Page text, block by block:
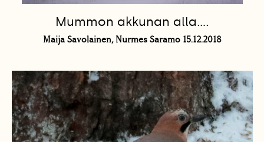
Mummon akkunan alla....
Maija Savolainen, Nurmes Saramo 15.12.2018